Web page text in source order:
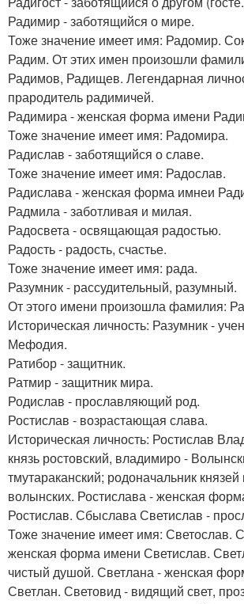
Радимир - заботящийся о мире.
Тоже значение имеет имя: Радомир.
Радим. От этих имен произошли
Радимов, Радищев. Легендарная
прародитель радимичей.
Радимира - женская форма имени
Тоже значение имеет имя: Радомира.
Радислав - заботящийся о славе.
Тоже значение имеет имя: Радослав.
Радислава - женская форма имнеи
Радмила - заботливая и милая.
Радосвета - освящающая радостью.
Радость - радость, счастье.
Тоже значение имеет имя: рада.
Разумник - рассудительный, разумный.
От этого имени произошла фамилия:
Историческая личность: Разумник -
Мефодия.
Ратибор - защитник.
Ратмир - защитник мира.
Родислав - прославляющий род.
Ростислав - возрастающая слава.
Историческая личность: Ростислав
князь ростовский, владимиро -
тмутараканский; родоначальник князей
волынских. Ростислава - женская
Ростислав. Сбыслава Светислав -
Тоже значение имеет имя: Светослав.
женская форма имени Светислав.
чистый душой. Светлана - женская
Светлан. Световид - видящий свет,